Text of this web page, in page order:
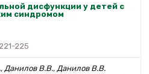
дисфункции у детей с
синдромом
221-225
В.В., Данилов В.В.